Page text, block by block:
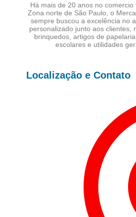
Há mais de 20 anos no comercio
Zona norte de São Paulo, o
sempre buscou a excelência no
personalizado junto aos clientes,
brinquedos, artigos de
escolares e utilidades
Localização e Contato